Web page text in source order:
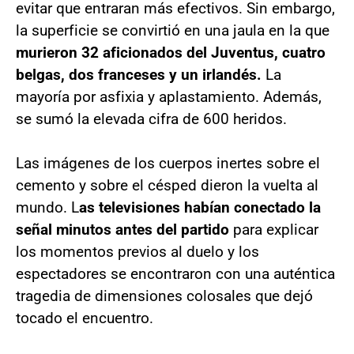
evitar que entraran más efectivos. Sin embargo,
la superficie se convirtió en una jaula en la que
murieron 32 aficionados del Juventus, cuatro
belgas, dos franceses y un irlandés. La
mayoría por asfixia y aplastamiento. Además,
se sumó la elevada cifra de 600 heridos.
Las imágenes de los cuerpos inertes sobre el
cemento y sobre el césped dieron la vuelta al
mundo. Las televisiones habían conectado la
señal minutos antes del partido para explicar
los momentos previos al duelo y los
espectadores se encontraron con una auténtica
tragedia de dimensiones colosales que dejó
tocado el encuentro.